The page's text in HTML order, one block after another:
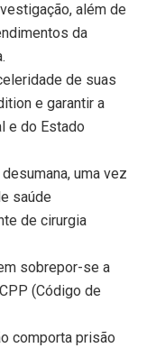
além de
da
de suas
e garantir a
e do Estado
uma vez
saúde
de cirurgia
sobrepor-se a
(Código de
comporta prisão